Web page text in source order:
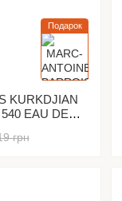
Подарок
KURKDJIAN
DE
грн